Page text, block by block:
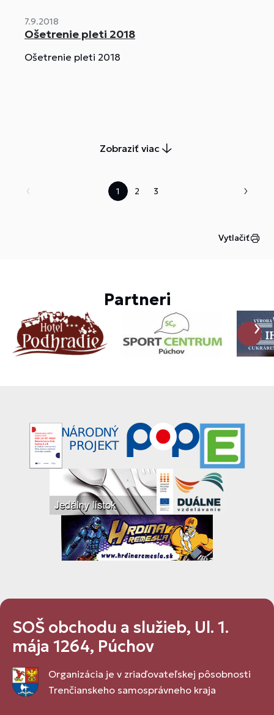
7.9.2018
Ošetrenie pleti 2018
Ošetrenie pleti 2018
Zobraziť viac
1 2 3
Vytlačiť
Partneri
SOŠ obchodu a služieb, Ul. 1.
mája 1264, Púchov
Organizácia je v zriaďovateľskej pôsobnosti
Trenčianskeho samosprávneho kraja